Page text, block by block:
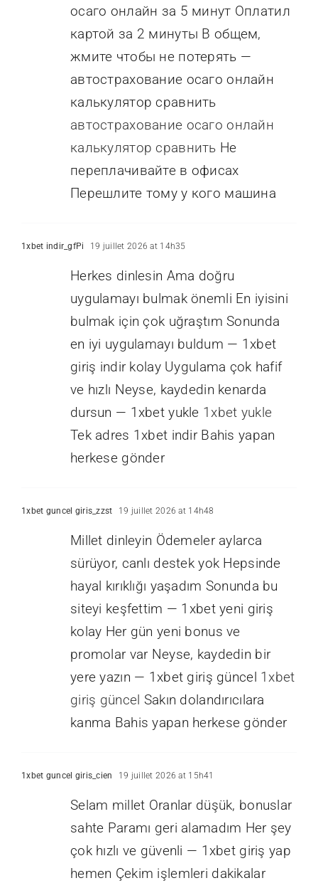
осаго онлайн за 5 минут Оплатил
картой за 2 минуты В общем,
жмите чтобы не потерять —
автострахование осаго онлайн
калькулятор сравнить
автострахование осаго онлайн
калькулятор сравнить Не
переплачивайте в офисах
Перешлите тому у кого машина
1xbet indir_gfPi 19 juillet 2026 at 14h35
Herkes dinlesin Ama doğru
uygulamayı bulmak önemli En iyisini
bulmak için çok uğraştım Sonunda
en iyi uygulamayı buldum — 1xbet
giriş indir kolay Uygulama çok hafif
ve hızlı Neyse, kaydedin kenarda
dursun — 1xbet yukle 1xbet yukle
Tek adres 1xbet indir Bahis yapan
herkese gönder
1xbet guncel giris_zzst 19 juillet 2026 at 14h48
Millet dinleyin Ödemeler aylarca
sürüyor, canlı destek yok Hepsinde
hayal kırıklığı yaşadım Sonunda bu
siteyi keşfettim — 1xbet yeni giriş
kolay Her gün yeni bonus ve
promolar var Neyse, kaydedin bir
yere yazın — 1xbet giriş güncel 1xbet
giriş güncel Sakın dolandırıcılara
kanma Bahis yapan herkese gönder
1xbet guncel giris_cien 19 juillet 2026 at 15h41
Selam millet Oranlar düşük, bonuslar
sahte Paramı geri alamadım Her şey
çok hızlı ve güvenli — 1xbet giriş yap
hemen Çekim işlemleri dakikalar